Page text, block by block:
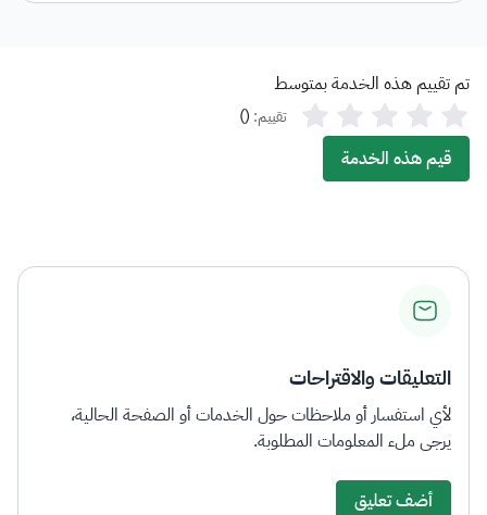
تم تقييم هذه الخدمة بمتوسط
تقييم: (
)
قيم هذه الخدمة
التعليقات والاقتراحات
لأي استفسار أو ملاحظات حول الخدمات أو الصفحة الحالية،
يرجى ملء المعلومات المطلوبة.
أضف تعليق